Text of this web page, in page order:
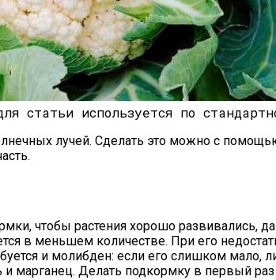
статьи используется по
лучей. Сделать это можно с
чтобы растения хорошо
в меньшем количестве. При его
и молибден: если его слишком
и марганец. Делать подкормку в первый